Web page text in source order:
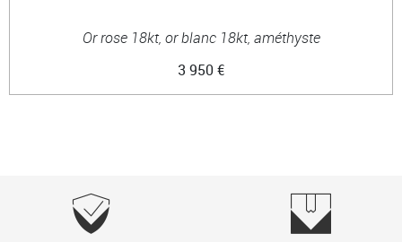
Or rose 18kt, or blanc 18kt, améthyste
3 950 €